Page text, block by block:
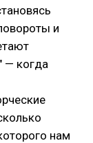
и
— когда
нам